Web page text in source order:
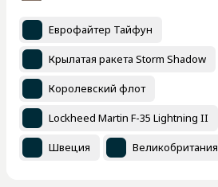
Еврофайтер Тайфун
Крылатая ракета Storm Shadow
Королевский флот
Lockheed Martin F-35 Lightning II
Швеция Великобритания